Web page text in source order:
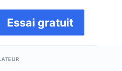
Essai gratuit